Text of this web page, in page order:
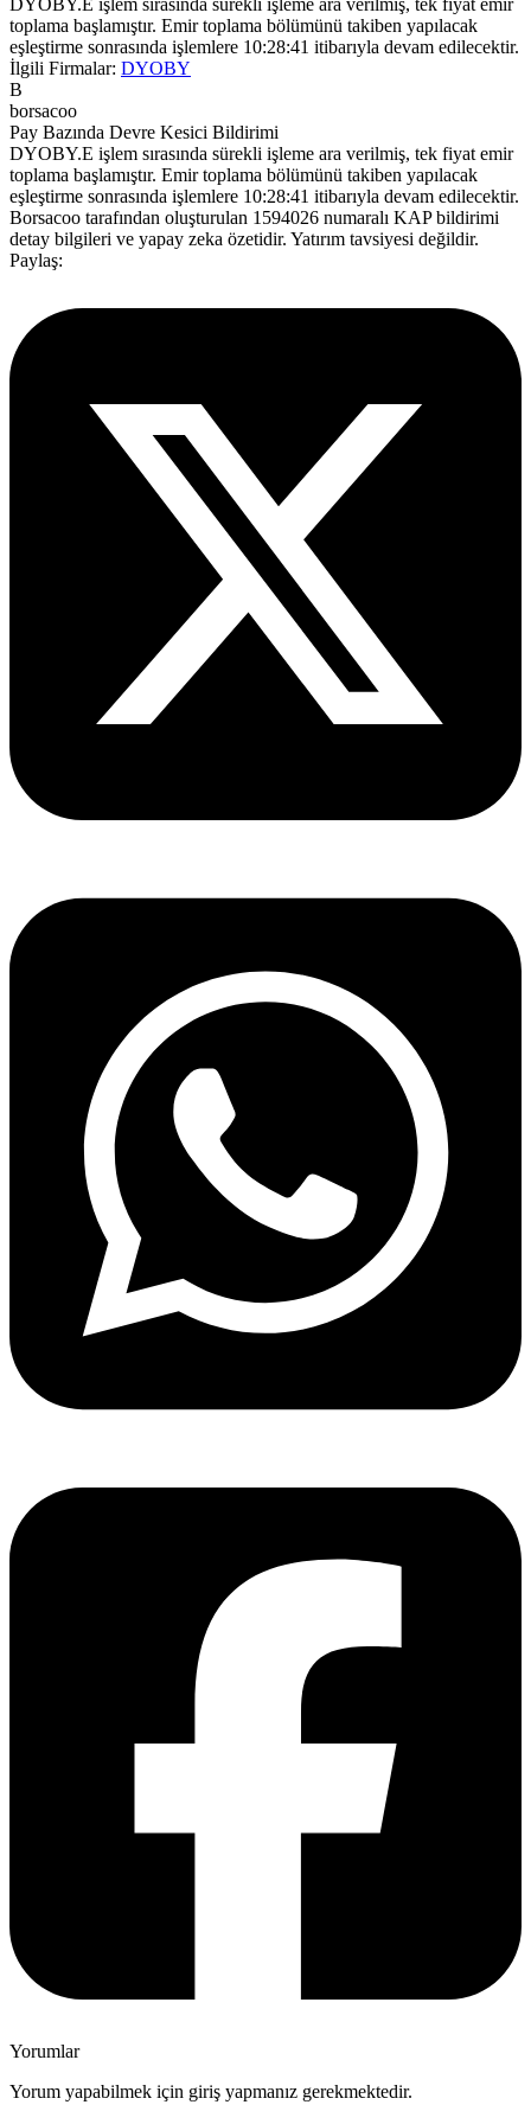
DYOBY.E işlem sırasında sürekli işleme ara verilmiş, tek fiyat emir
toplama başlamıştır. Emir toplama bölümünü takiben yapılacak
eşleştirme sonrasında işlemlere 10:28:41 itibarıyla devam edilecektir.
İlgili Firmalar: DYOBY
B
borsacoo
Pay Bazında Devre Kesici Bildirimi
DYOBY.E işlem sırasında sürekli işleme ara verilmiş, tek fiyat emir
toplama başlamıştır. Emir toplama bölümünü takiben yapılacak
eşleştirme sonrasında işlemlere 10:28:41 itibarıyla devam edilecektir.
Borsacoo tarafından oluşturulan 1594026 numaralı KAP bildirimi
detay bilgileri ve yapay zeka özetidir. Yatırım tavsiyesi değildir.
Paylaş:
Yorumlar
Yorum yapabilmek için giriş yapmanız gerekmektedir.